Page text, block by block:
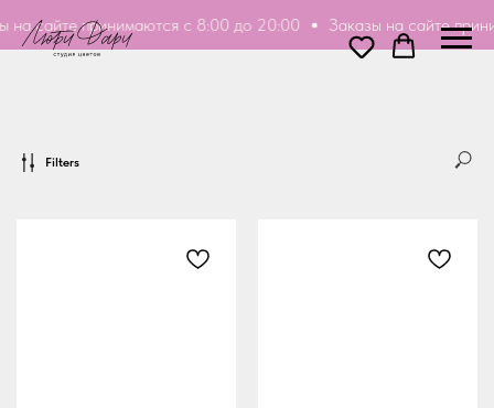
принимаются с 8:00 до 20:00 Заказы на сайте
Filters